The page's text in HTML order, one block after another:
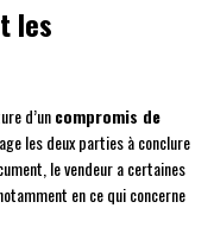
les
d’uncompromis de
les deux parties à conclure
le vendeur a certaines
en ce qui concerne